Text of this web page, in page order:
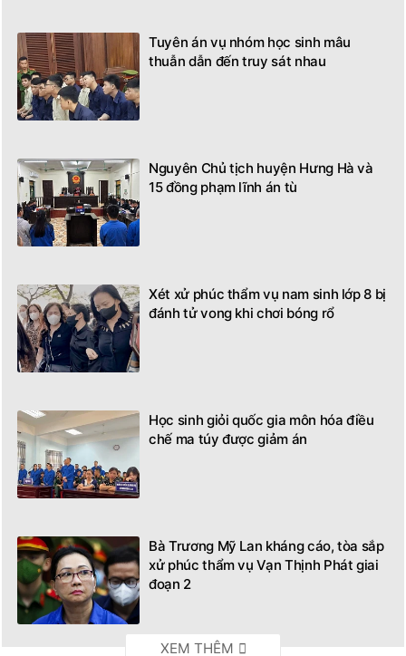
Tuyên án vụ nhóm học sinh mâu
thuẫn dẫn đến truy sát nhau
Nguyên Chủ tịch huyện Hưng Hà và
15 đồng phạm lĩnh án tù
Xét xử phúc thẩm vụ nam sinh lớp 8 bị
đánh tử vong khi chơi bóng rổ
Học sinh giỏi quốc gia môn hóa điều
chế ma túy được giảm án
Bà Trương Mỹ Lan kháng cáo, tòa sắp
xử phúc thẩm vụ Vạn Thịnh Phát giai
đoạn 2